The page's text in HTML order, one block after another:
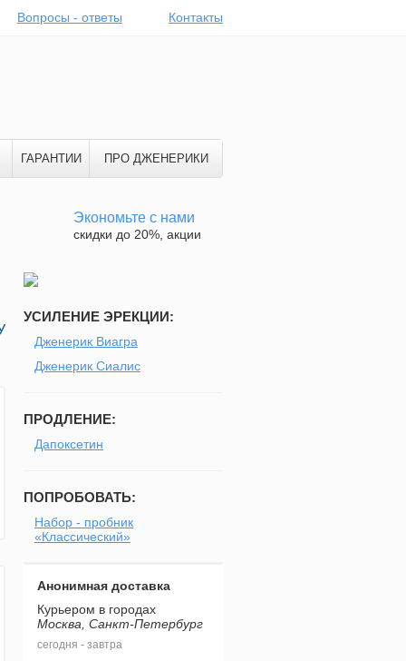
Вопросы - ответы Контакты
ГАРАНТИИ ПРО ДЖЕНЕРИКИ
Экономьте с нами
скидки до 20%, акции
УСИЛЕНИЕ ЭРЕКЦИИ:
Дженерик Виагра
Дженерик Сиалис
ПРОДЛЕНИЕ:
Дапоксетин
ПОПРОБОВАТЬ:
Набор - пробник
«Классический»
Анонимная доставка
Курьером в городах
Москва, Санкт-Петербург
сегодня - завтра